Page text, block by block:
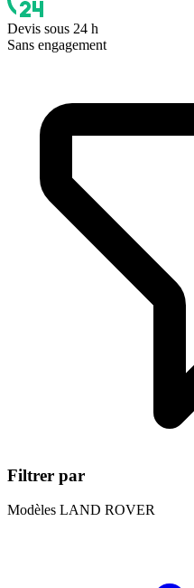
Devis sous 24 h
Sans engagement
Filtrer par
Modèles LAND ROVER